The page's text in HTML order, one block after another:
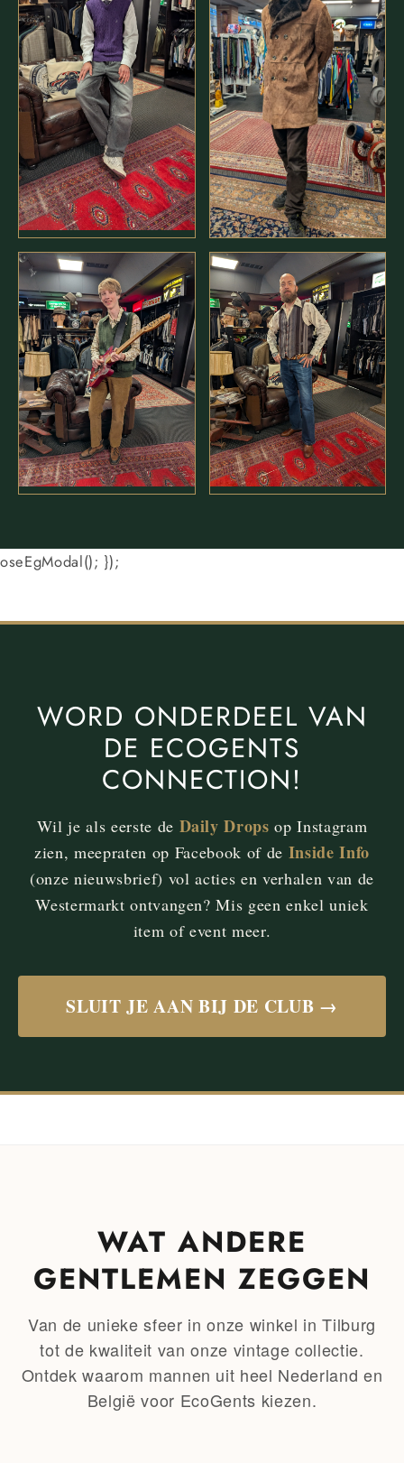
oseEgModal(); });
WORD ONDERDEEL VAN
DE ECOGENTS
CONNECTION!
Wil je als eerste de Daily Drops op Instagram
zien, meepraten op Facebook of de Inside Info
(onze nieuwsbrief) vol acties en verhalen van de
Westermarkt ontvangen? Mis geen enkel uniek
item of event meer.
SLUIT JE AAN BIJ DE CLUB →
WAT ANDERE
GENTLEMEN ZEGGEN
Van de unieke sfeer in onze winkel in Tilburg
tot de kwaliteit van onze vintage collectie.
Ontdek waarom mannen uit heel Nederland en
België voor EcoGents kiezen.